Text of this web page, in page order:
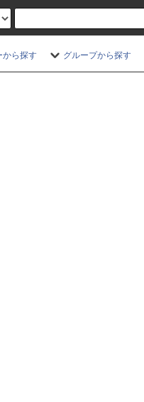
から探す グループから探す